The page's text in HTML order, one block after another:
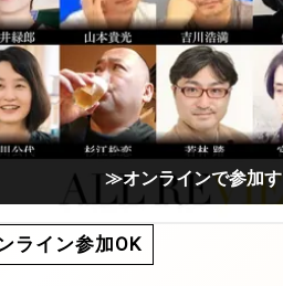
≫オンラインで参加
ライン参加OK